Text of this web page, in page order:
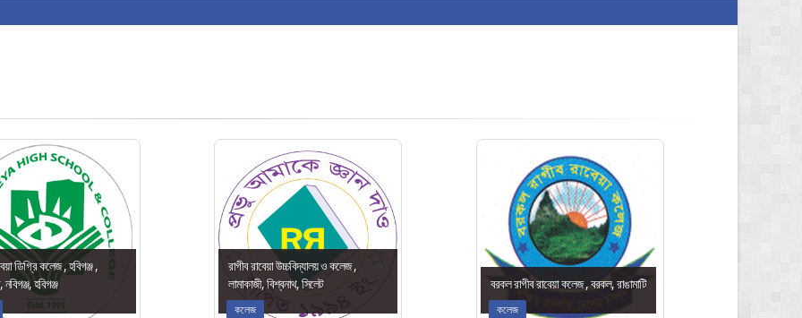
ডিগ্রি কলেজ , হবিগঞ্জ ,
হবিগঞ্জ
রাগীব রাবেয়া উচ্চবিদ্যালয় ও কলেজ ,
লামাকাজী, বিশ্বনাথ, সিলেট
কলেজ
বরকল রাগীব রাবেয়া কলেজ , বরকল, রাঙামাটি
কলেজ